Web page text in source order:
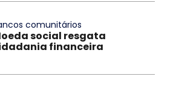
comunitários
social resgata
financeira